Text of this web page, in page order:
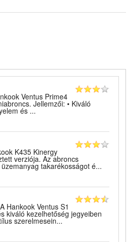
Ventus Prime4
Jellemzői: • Kiváló
és ...
K435 Kinergy
verziója. Az abroncs
takarékosságot é...
Hankook Ventus S1
kiváló kezelhetőség jegyeiben
szerelmesein...